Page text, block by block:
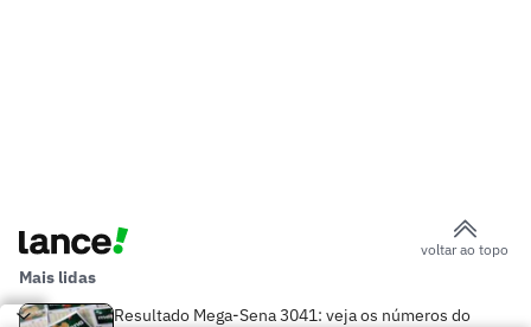
voltar ao topo
Mais lidas
Resultado Mega-Sena 3041: veja os números do